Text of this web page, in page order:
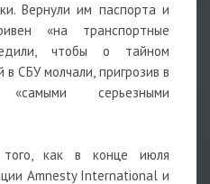
Вернули им паспорта и
«на транспортные
чтобы о тайном
СБУ молчали, пригрозив в
серьезными
как в конце июля
Amnesty International и